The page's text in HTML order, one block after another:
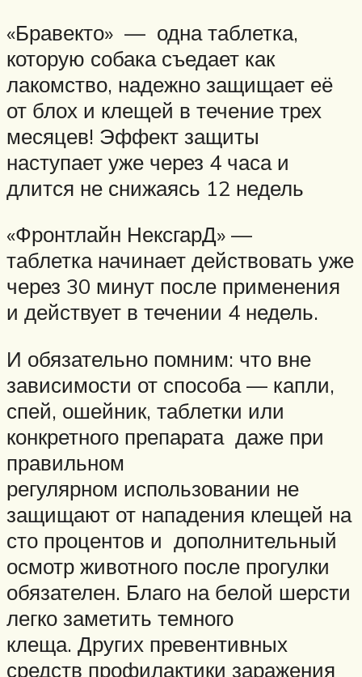
«Бравекто» — одна таблетка,
которую собака съедает как
лакомство, надежно защищает её
от блох и клещей в течение трех
месяцев! Эффект защиты
наступает уже через 4 часа и
длится не снижаясь 12 недель
«Фронтлайн НексгарД» —
таблетка начинает действовать уже
через 30 минут после применения
и действует в течении 4 недель.
И обязательно помним: что вне
зависимости от способа — капли,
спей, ошейник, таблетки или
конкретного препарата даже при
правильном
регулярном использовании не
защищают от нападения клещей на
сто процентов и дополнительный
осмотр животного после прогулки
обязателен. Благо на белой шерсти
легко заметить темного
клеща. Других превентивных
средств профилактики заражения